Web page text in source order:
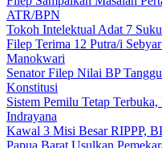
ATR/BPN
Tokoh Intelektual Adat 7
Filep Terima 12 Putra/i
Manokwari
Senator Filep Nilai BP
Konstitusi
Sistem Pemilu Tetap
Indrayana
Kawal 3 Misi Besar RIPPP,
Papua Barat Usulkan